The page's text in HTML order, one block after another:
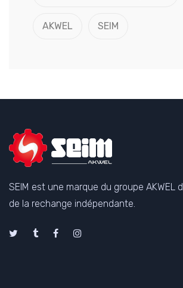
AKWEL SEIM
SEIM est une marque du groupe AKWEL
de la rechange indépendante.